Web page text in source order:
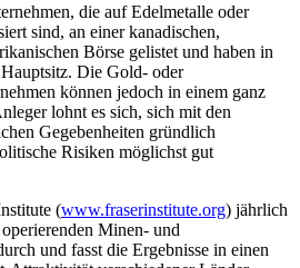
die auf Edelmetalle oder
sind, an einer kanadischen,
Börse gelistet und haben in
Die Gold- oder
können jedoch in einem ganz
lohnt es sich, sich mit den
Gegebenheiten gründlich
Risiken möglichst gut
(www.fraserinstitute.org) jährlich
Minen- und
und fasst die Ergebnisse in einen